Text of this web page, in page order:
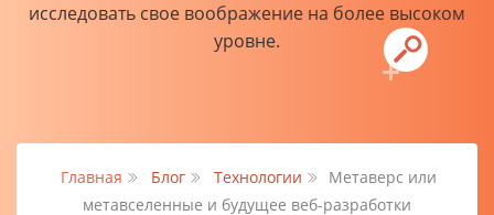
исследовать свое воображение на более высоком
уровне.
Главная Блог Технологии
Метаверс или
метавселенные и будущее веб-разработки